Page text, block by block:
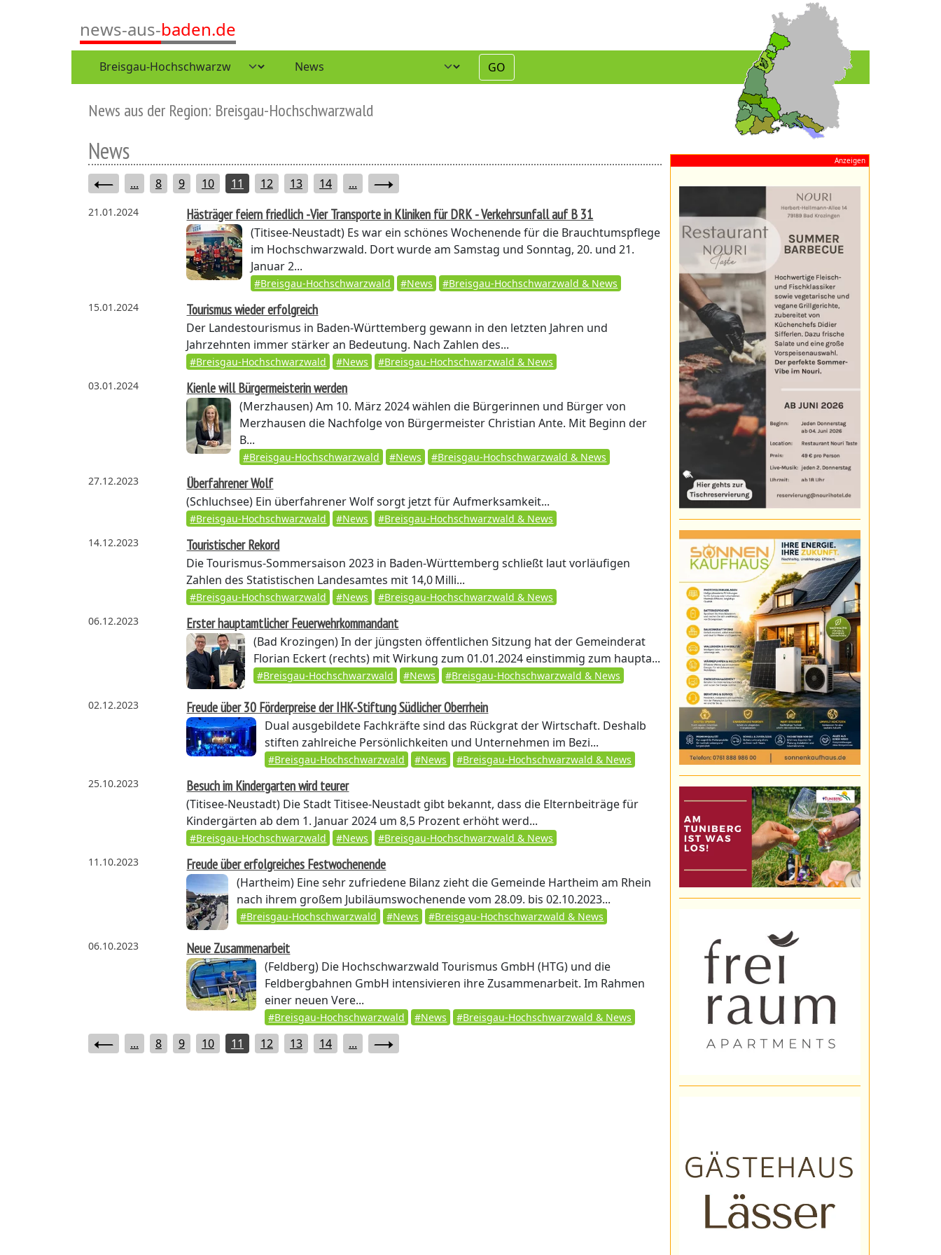
news-aus-baden.de
GO
News aus der Region: Breisgau-Hochschwarzwald
News
... 8 9 10 11 12 13 14 ...
21.01.2024 Hästräger feiern friedlich -Vier Transporte in Kliniken für DRK - Verkehrsunfall auf B 31
(Titisee-Neustadt) Es war ein schönes Wochenende für die Brauchtumspflege
im Hochschwarzwald. Dort wurde am Samstag und Sonntag, 20. und 21.
Januar 2...
#Breisgau-Hochschwarzwald #News
#Breisgau-Hochschwarzwald & News
15.01.2024
Tourismus wieder erfolgreich
Der Landestourismus in Baden-Württemberg gewann in den letzten Jahren und
Jahrzehnten immer stärker an Bedeutung. Nach Zahlen des...
#Breisgau-Hochschwarzwald #News
#Breisgau-Hochschwarzwald & News
03.01.2024
Kienle will Bürgermeisterin werden
(Merzhausen)Am 10. März 2024 wählen die Bürgerinnen und Bürger von
Merzhausen die Nachfolge von Bürgermeister Christian Ante. Mit Beginn der
B...
#Breisgau-Hochschwarzwald #News
#Breisgau-Hochschwarzwald & News
27.12.2023
Überfahrener Wolf
(Schluchsee) Ein überfahrener Wolf sorgt jetzt für Aufmerksamkeit...
#Breisgau-Hochschwarzwald #News
#Breisgau-Hochschwarzwald & News
14.12.2023
Touristischer Rekord
Die Tourismus-Sommersaison 2023 in Baden-Württemberg schließt laut vorläufigen
Zahlen des Statistischen Landesamtes mit 14,0 Milli...
#Breisgau-Hochschwarzwald #News
#Breisgau-Hochschwarzwald & News
06.12.2023
Erster hauptamtlicher Feuerwehrkommandant
(Bad Krozingen)In der jüngsten öffentlichen Sitzung hat der Gemeinderat
Florian Eckert (rechts) mit Wirkung zum 01.01.2024 einstimmig zum haupta...
#Breisgau-Hochschwarzwald #News #Breisgau-Hochschwarzwald & News
02.12.2023 Freude über 30 Förderpreise der IHK-Stiftung Südlicher Oberrhein
Dual ausgebildete Fachkräfte sind das Rückgrat der Wirtschaft. Deshalb
stiften zahlreiche Persönlichkeiten und Unternehmen im Bezi...
#Breisgau-Hochschwarzwald #News
#Breisgau-Hochschwarzwald & News
25.10.2023
Besuch im Kindergarten wird teurer
(Titisee-Neustadt) Die Stadt Titisee-Neustadt gibt bekannt, dass die Elternbeiträge für
Kindergärten ab dem 1. Januar 2024 um 8,5 Prozent erhöht werd...
#Breisgau-Hochschwarzwald #News
#Breisgau-Hochschwarzwald & News
11.10.2023
Freude über erfolgreiches Festwochenende
(Hartheim) Eine sehr zufriedene Bilanz zieht die Gemeinde Hartheim am Rhein
nach ihrem großem Jubiläumswochenende vom 28.09. bis 02.10.2023...
#Breisgau-Hochschwarzwald #News #Breisgau-Hochschwarzwald & News
06.10.2023 Neue Zusammenarbeit
(Feldberg) Die Hochschwarzwald Tourismus GmbH (HTG) und die
Feldbergbahnen GmbH intensivieren ihre Zusammenarbeit. Im Rahmen
einer neuen Vere...
#Breisgau-Hochschwarzwald #News #Breisgau-Hochschwarzwald & News
... 8 9 10 11 12 13 14 ...
Anzeigen